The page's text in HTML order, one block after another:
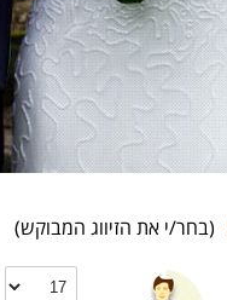
(בחר/י את הזיווג המבוקש)